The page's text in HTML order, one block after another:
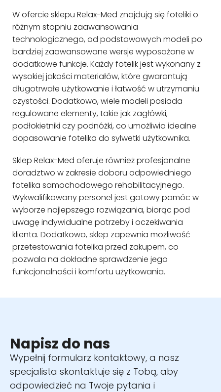
W ofercie sklepu Relax-Med znajdują się foteliki o
różnym stopniu zaawansowania
technologicznego, od podstawowych modeli po
bardziej zaawansowane wersje wyposażone w
dodatkowe funkcje. Każdy fotelik jest wykonany z
wysokiej jakości materiałów, które gwarantują
długotrwałe użytkowanie i łatwość w utrzymaniu
czystości. Dodatkowo, wiele modeli posiada
regulowane elementy, takie jak zagłówki,
podłokietniki czy podnóżki, co umożliwia idealne
dopasowanie fotelika do sylwetki użytkownika.
Sklep Relax-Med oferuje również profesjonalne
doradztwo w zakresie doboru odpowiedniego
fotelika samochodowego rehabilitacyjnego.
Wykwalifikowany personel jest gotowy pomóc w
wyborze najlepszego rozwiązania, biorąc pod
uwagę indywidualne potrzeby i oczekiwania
klienta. Dodatkowo, sklep zapewnia możliwość
przetestowania fotelika przed zakupem, co
pozwala na dokładne sprawdzenie jego
funkcjonalności i komfortu użytkowania.
Napisz do nas
Wypełnij formularz kontaktowy, a nasz
specjalista skontaktuje się z Tobą, aby
odpowiedzieć na Twoje pytania i